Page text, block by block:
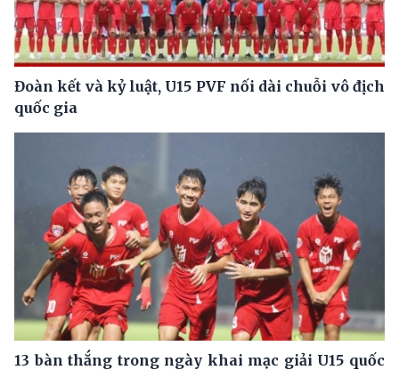
Đoàn kết và kỷ luật, U15 PVF nối dài chuỗi vô địch
quốc gia
13 bàn thắng trong ngày khai mạc giải U15 quốc